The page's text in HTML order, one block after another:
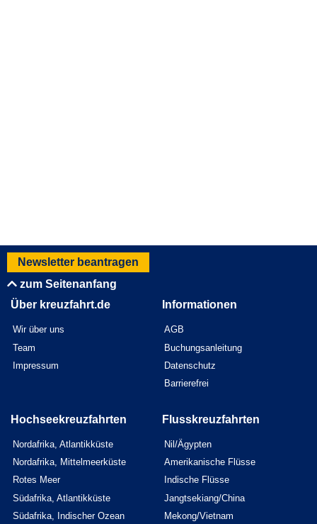
Newsletter beantragen
zum Seitenanfang
Über kreuzfahrt.de
Wir über uns
Team
Impressum
Informationen
AGB
Buchungsanleitung
Datenschutz
Barrierefrei
Hochseekreuzfahrten
Nordafrika, Atlantikküste
Nordafrika, Mittelmeerküste
Rotes Meer
Südafrika, Atlantikküste
Südafrika, Indischer Ozean
Flusskreuzfahrten
Nil/Ägypten
Amerikanische Flüsse
Indische Flüsse
Jangtsekiang/China
Mekong/Vietnam